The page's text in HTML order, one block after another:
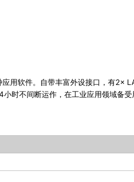
用软件。自带丰富外设接口，有2×
时不间断运作，在工业应用领域备受